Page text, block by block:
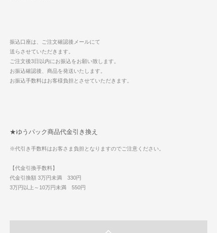
振込口座は、ご注文確認後メールにて
送らさせていただきます。
ご注文後3日以内にお振込をお願い致します。
お振込確認後、商品を発送いたします。
お振込手数料はお客様負担とさせていただきます。
★ゆうパック商品代金引き換え
※代引き手数料はお客さま負担となりますのでご注意ください。
【代金引換手数料】
代金引換額 3万円未満 330円
3万円以上～10万円未満 550円